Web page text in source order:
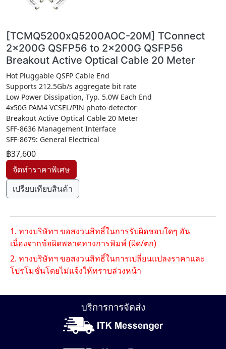
[TCMQ5200xQ5200AOC-20M] TConnect
2x200G QSFP56 to 2x200G QSFP56
Breakout Active Optical Cable 20 Meter
Hot Pluggable QSFP Cable End
Supports 212.5Gb/s aggregate bit rate
Low Power Dissipation, Typ. 5.0W Each End
4x50G PAM4 VCSEL/PIN photo-detector
Breakout Active Optical Cable 20 Meter
SFF-8636 Management Interface
SFF-8679: General Electrical
฿37,600
เปรียบเทียบสินค้า
1. ทางบริษัทฯ ขอสงวนสิทธิ์ในการรับผิดชอบใดๆ อัน
เนื่องจากข้อผิดพลาดทางการพิมพ์ (ผิด/ตก)
2. ทางบริษัทฯ ขอสงวนสิทธิ์ในการเปลี่ยนแปลงราคาและ
โปรโมชั่นโดยไม่แจ้งให้ทราบล่วงหน้า
บริการการจัดส่ง